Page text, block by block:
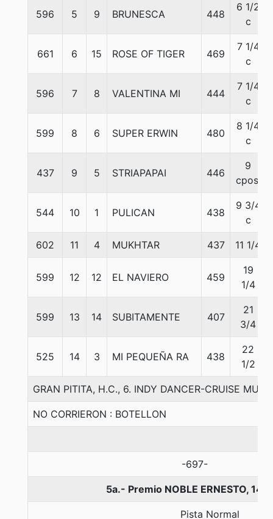
596 5 9 BRUNESCA 448
6 1/2
c
661 6 15 ROSE OF TIGER 469
7 1/4
c
596 7 8 VALENTINA MI 444
7 1/4
c
599 8 6 SUPER ERWIN 480
8 1/4
c
437 9 5 STRIAPAPAI 446
9
cpos.
544 10 1 PULICAN 438
9 3/4
c
602 11 4 MUKHTAR 437 11 1/4
599 12 12 EL NAVIERO 459
19
1/4
599 13 14 SUBITAMENTE 407
21
3/4
525 14 3 MI PEQUEÑA RA 438
22
1/2
GRAN PITITA, H.C., 6. INDY DANCER-CRUISE
NO CORRIERON : BOTELLON
-697-
5a.- Premio NOBLE ERNESTO,
Pista Normal